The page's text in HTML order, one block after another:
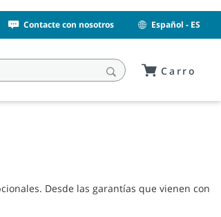
Contacte con nosotros Español - ES
Carro
Desde las garantías que vienen con